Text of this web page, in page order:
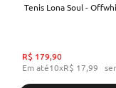
Tenis Lona Soul -
R$ 179,90
Em até10xR$ 17,99